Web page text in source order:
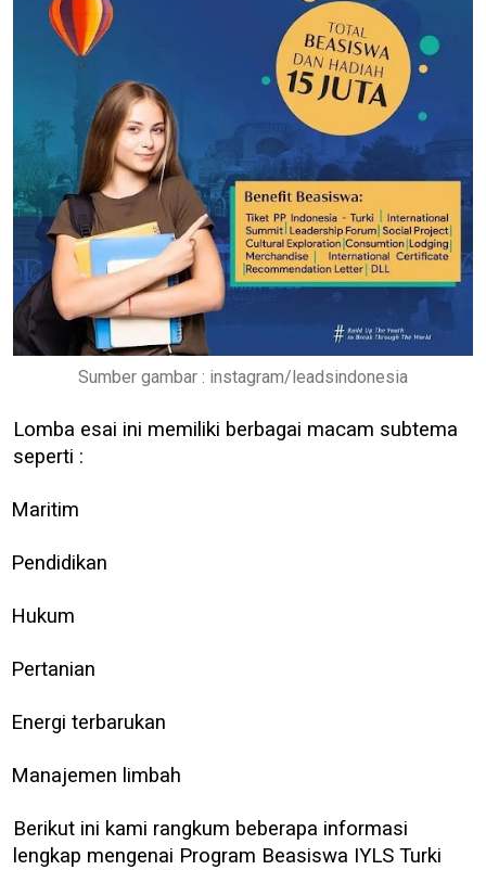
Sumber gambar : instagram/leadsindonesia
Lomba esai ini memiliki berbagai macam subtema
seperti :
Maritim
Pendidikan
Hukum
Pertanian
Energi terbarukan
Manajemen limbah
Berikut ini kami rangkum beberapa informasi
lengkap mengenai Program Beasiswa IYLS Turki